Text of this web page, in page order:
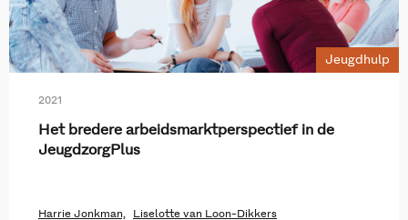
Jeugdhulp
2021
Het bredere arbeidsmarktperspectief in de
JeugdzorgPlus
Harrie Jonkman, Liselotte van Loon-Dikkers